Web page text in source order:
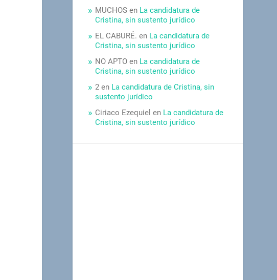
MUCHOS en La candidatura de
Cristina, sin sustento jurídico
EL CABURÉ. en La candidatura de
Cristina, sin sustento jurídico
NO APTO en La candidatura de
Cristina, sin sustento jurídico
2 en La candidatura de Cristina, sin
sustento jurídico
Ciriaco Ezequiel en La candidatura de
Cristina, sin sustento jurídico